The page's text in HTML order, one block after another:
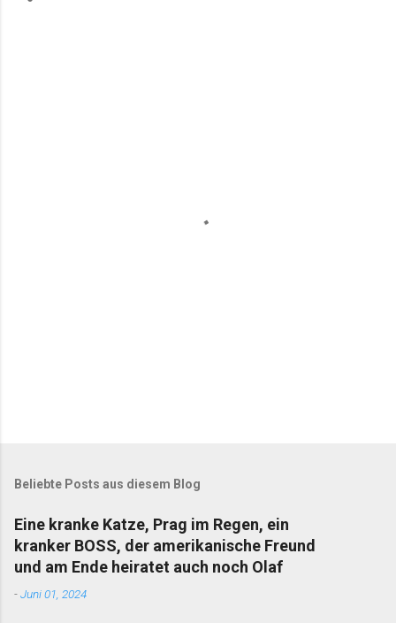
Beliebte Posts aus diesem Blog
Eine kranke Katze, Prag im Regen, ein
kranker BOSS, der amerikanische Freund
und am Ende heiratet auch noch Olaf
-Juni 01, 2024